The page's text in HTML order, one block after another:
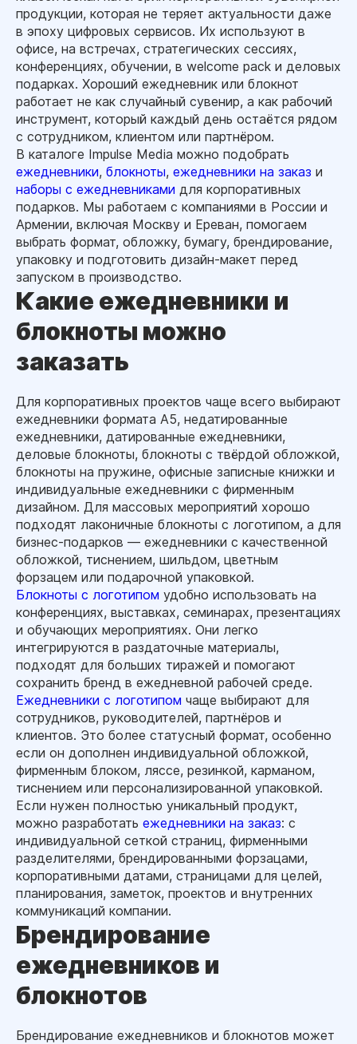
продукции, которая не теряет актуальности даже
в эпоху цифровых сервисов. Их используют в
офисе, на встречах, стратегических сессиях,
конференциях, обучении, в welcome pack и деловых
подарках. Хороший ежедневник или блокнот
работает не как случайный сувенир, а как рабочий
инструмент, который каждый день остаётся рядом
с сотрудником, клиентом или партнёром.
В каталоге Impulse Media можно подобрать
ежедневники, блокноты, ежедневники на заказ и
наборы с ежедневниками для корпоративных
подарков. Мы работаем с компаниями в России и
Армении, включая Москву и Ереван, помогаем
выбрать формат, обложку, бумагу, брендирование,
упаковку и подготовить дизайн-макет перед
запуском в производство.
Какие ежедневники и
блокноты можно
заказать
Для корпоративных проектов чаще всего выбирают
ежедневники формата А5, недатированные
ежедневники, датированные ежедневники,
деловые блокноты, блокноты с твёрдой обложкой,
блокноты на пружине, офисные записные книжки и
индивидуальные ежедневники с фирменным
дизайном. Для массовых мероприятий хорошо
подходят лаконичные блокноты с логотипом, а для
бизнес-подарков — ежедневники с качественной
обложкой, тиснением, шильдом, цветным
форзацем или подарочной упаковкой.
Блокноты с логотипом удобно использовать на
конференциях, выставках, семинарах, презентациях
и обучающих мероприятиях. Они легко
интегрируются в раздаточные материалы,
подходят для больших тиражей и помогают
сохранить бренд в ежедневной рабочей среде.
Ежедневники с логотипом чаще выбирают для
сотрудников, руководителей, партнёров и
клиентов. Это более статусный формат, особенно
если он дополнен индивидуальной обложкой,
фирменным блоком, ляссе, резинкой, карманом,
тиснением или персонализированной упаковкой.
Если нужен полностью уникальный продукт,
можно разработать ежедневники на заказ: с
индивидуальной сеткой страниц, фирменными
разделителями, брендированными форзацами,
корпоративными датами, страницами для целей,
планирования, заметок, проектов и внутренних
коммуникаций компании.
Брендирование
ежедневников и
блокнотов
Брендирование ежедневников и блокнотов может